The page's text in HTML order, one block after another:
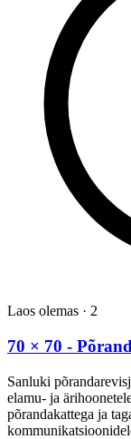
Laos olemas · 2
70 × 70 -
Sanluki
elamu- ja
põrandakattega ja